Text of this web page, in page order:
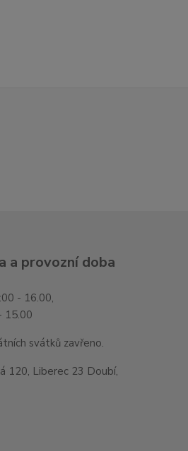
a provozní doba
- 16.00,
15.00
svátků zavřeno.
120, Liberec 23 Doubí,